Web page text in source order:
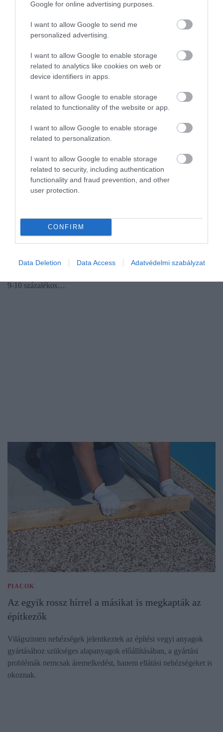
Google for online advertising purposes.
I want to allow Google to send me
personalized advertising.
I want to allow Google to enable storage
related to analytics like cookies on web or
device identifiers in apps.
I want to allow Google to enable storage
related to functionality of the website or app.
I want to allow Google to enable storage
related to personalization.
I want to allow Google to enable storage
related to security, including authentication
functionality and fraud prevention, and other
user protection.
CONFIRM
Data Deletion Data Access Adatvédelmi szabályzat
rossz hírünk
helyzetüket, a tavaly tapasztalt ágazati lassulás várhatóan
9-10 százalékos…
PIACOK
Az egyik rossz hírrel a másikat is megkapták az
építkezők
Világszinten nehézségek jelentkeztek az építési vegyi anyagok
gyártásához szükséges alapanyagok előállításában, a gyártási
problémák nemcsak áremelkedést, hanem ellátási nehézségeket is
okoznak.